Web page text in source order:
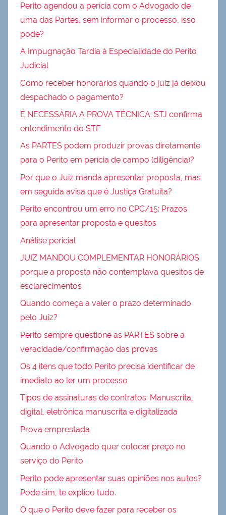
Perito agendou a perícia com o Advogado de
uma das Partes, sem informar o processo, isso
pode?
A Impugnação Tardia à Especialidade do Perito
Judicial
Como receber honorários quando o juiz já deixou
despachado o pagamento?
É NECESSÁRIA A PROVA TÉCNICA: STJ confirma
entendimento do STF
As PARTES podem produzir provas diretamente
para o Perito em perícia de campo (diligência)?
Por que o Juiz manda apresentar proposta, mas
em seguida avisa que é Justiça Gratuita?
Perito encontrou um erro no CPC/15: Prazos
para apresentar proposta e quesitos
Análise pericial
JUIZ MANDOU COMPLEMENTAR HONORÁRIOS
porque a proposta não contemplava quesitos de
esclarecimentos
Quando começa a valer o prazo determinado
pelo Juiz?
Perito sempre questione as PARTES sobre a
veracidade/confirmação das provas
Os 4 itens que todo Perito precisa identificar de
imediato ao ler um processo
Tipos de assinaturas de contratos: Manuscrita,
digital, eletrônica manuscrita e digitalizada
Prova emprestada
Quando o Advogado quer colocar preço no
serviço do Perito
Perito pode apresentar suas opiniões nos autos?
Pode sim, te explico tudo.
O que o Perito deve fazer para receber os